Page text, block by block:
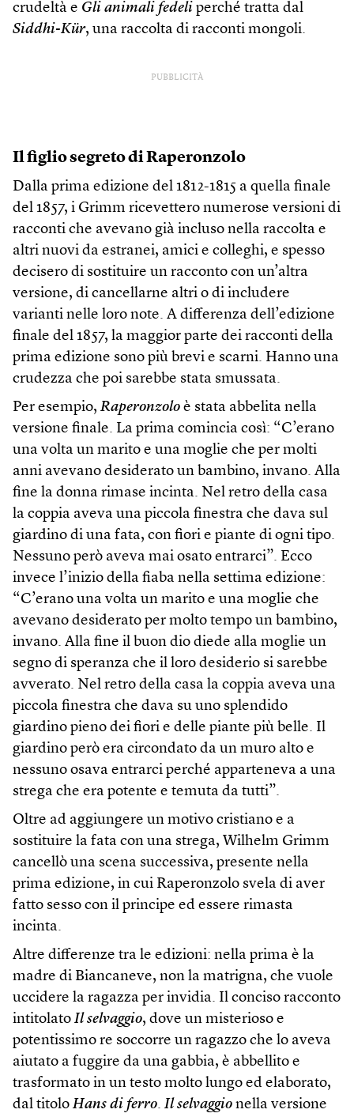
crudeltà e Gli animali fedeli perché tratta dal
Siddhi-Kür, una raccolta di racconti mongoli.
PUBBLICITÀ
Il figlio segreto di Raperonzolo
Dalla prima edizione del 1812-1815 a quella finale
del 1857, i Grimm ricevettero numerose versioni di
racconti che avevano già incluso nella raccolta e
altri nuovi da estranei, amici e colleghi, e spesso
decisero di sostituire un racconto con un’altra
versione, di cancellarne altri o di includere
varianti nelle loro note. A differenza dell’edizione
finale del 1857, la maggior parte dei racconti della
prima edizione sono più brevi e scarni. Hanno una
crudezza che poi sarebbe stata smussata.
Per esempio, Raperonzolo è stata abbelita nella
versione finale. La prima comincia così: “C’erano
una volta un marito e una moglie che per molti
anni avevano desiderato un bambino, invano. Alla
fine la donna rimase incinta. Nel retro della casa
la coppia aveva una piccola finestra che dava sul
giardino di una fata, con fiori e piante di ogni tipo.
Nessuno però aveva mai osato entrarci”. Ecco
invece l’inizio della fiaba nella settima edizione:
“C’erano una volta un marito e una moglie che
avevano desiderato per molto tempo un bambino,
invano. Alla fine il buon dio diede alla moglie un
segno di speranza che il loro desiderio si sarebbe
avverato. Nel retro della casa la coppia aveva una
piccola finestra che dava su uno splendido
giardino pieno dei fiori e delle piante più belle. Il
giardino però era circondato da un muro alto e
nessuno osava entrarci perché apparteneva a una
strega che era potente e temuta da tutti”.
Oltre ad aggiungere un motivo cristiano e a
sostituire la fata con una strega, Wilhelm Grimm
cancellò una scena successiva, presente nella
prima edizione, in cui Raperonzolo svela di aver
fatto sesso con il principe ed essere rimasta
incinta.
Altre differenze tra le edizioni: nella prima è la
madre di Biancaneve, non la matrigna, che vuole
uccidere la ragazza per invidia. Il conciso racconto
intitolato Il selvaggio, dove un misterioso e
potentissimo re soccorre un ragazzo che lo aveva
aiutato a fuggire da una gabbia, è abbellito e
trasformato in un testo molto lungo ed elaborato,
dal titolo Hans di ferro. Il selvaggio nella versione